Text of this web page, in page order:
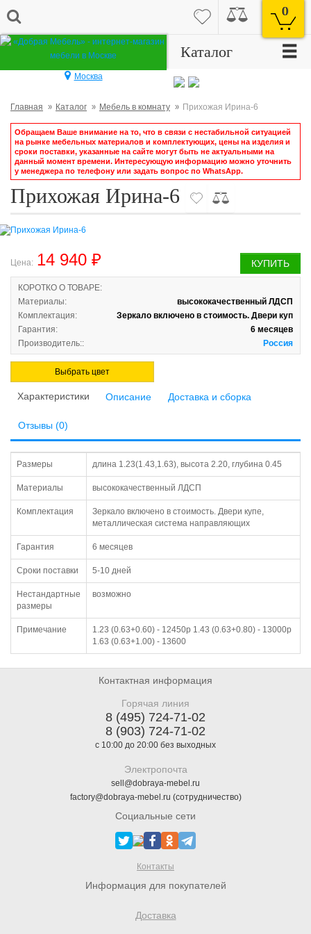
0
Москва
Каталог ☰
Главная Каталог Мебель в комнату Прихожая Ирина-6
Обращаем Ваше внимание на то, что в связи с нестабильной ситуацией
на рынке мебельных материалов и комплектующих, цены на изделия и
сроки поставки, указанные на сайте могут быть не актуальными на
данный момент времени. Интересующую информацию можно уточнить
у менеджера по телефону или задать вопрос по WhatsApp.
Прихожая Ирина-6
КУПИТЬ
Цена: 14 940 ₽
КОРОТКО О ТОВАРЕ:
Материалы:
высококачественный ЛДСП
Комплектация:
Зеркало включено в стоимость. Двери куп
Гарантия:
6 месяцев
Производитель::
Россия
Выбрать цвет
Характеристики Описание Доставка и сборка
Отзывы (0)
Размеры длина 1.23(1.43,1.63), высота 2.20, глубина 0.45
Материалы высококачественный ЛДСП
Комплектация
Зеркало включено в стоимость. Двери купе,
металлическая система направляющих
Гарантия 6 месяцев
Сроки поставки 5-10 дней
Нестандартные
размеры
возможно
Примечание
1.23 (0.63+0.60) - 12450р 1.43 (0.63+0.80) - 13000р
1.63 (0.63+1.00) - 13600
Контактная информация
Горячая линия
8 (495) 724-71-02
8 (903) 724-71-02
с 10:00 до 20:00 без выходных
Электропочта
sell@dobraya-mebel.ru
factory@dobraya-mebel.ru (сотрудничество)
Социальные сети
Контакты
Информация для покупателей
Доставка